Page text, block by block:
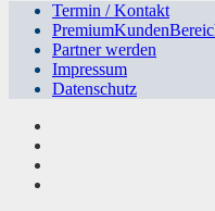
Termin / Kontakt
Partner werden
Impressum
Datenschutz